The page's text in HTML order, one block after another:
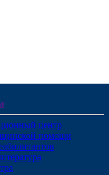
центр
помощи